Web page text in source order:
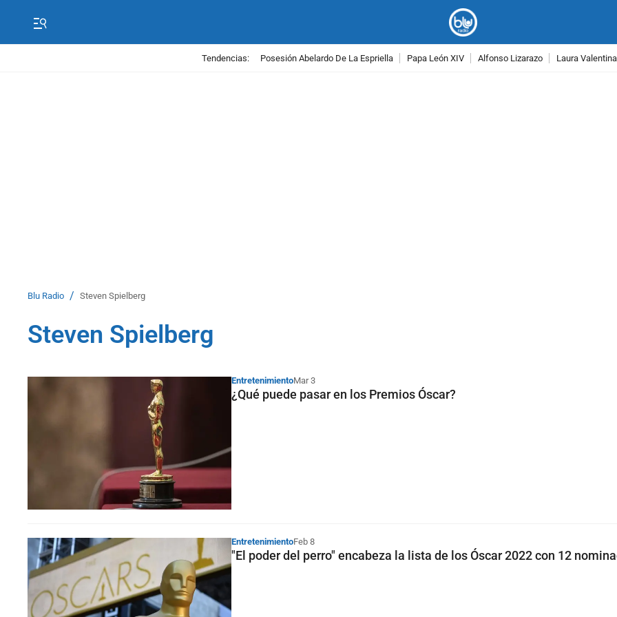
Tendencias: Posesión Abelardo De La Espriella Papa León XIV Alfonso Lizarazo Laura
Blu Radio / Steven Spielberg
Steven Spielberg
EntretenimientoMar 3
¿Qué puede pasar en los Premios Óscar?
EntretenimientoFeb 8
"El poder del perro" encabeza la lista de los Óscar 2022 con 12